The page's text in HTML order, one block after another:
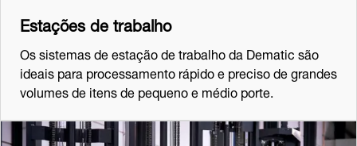
Estações de trabalho
Os sistemas de estação de trabalho da Dematic são
ideais para processamento rápido e preciso de grandes
volumes de itens de pequeno e médio porte.